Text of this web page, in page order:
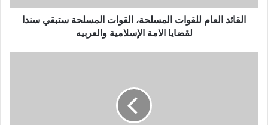
ر
القائد العام للقوات المسلحة، القوات المسلحة ستبقي سندا
لقضايا الامة الإسلامية والعربيه